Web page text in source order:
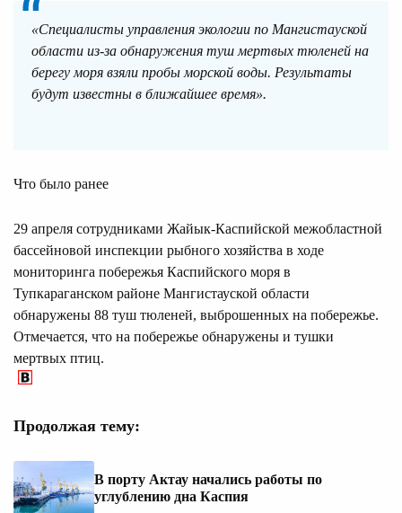
«Специалисты управления экологии по Мангистауской
области из-за обнаружения туш мертвых тюленей на
берегу моря взяли пробы морской воды. Результаты
будут известны в ближайшее время».
Что было ранее
29 апреля сотрудниками Жайык-Каспийской межобластной
бассейновой инспекции рыбного хозяйства в ходе
мониторинга побережья Каспийского моря в
Тупкараганском районе Мангистауской области
обнаружены 88 туш тюленей, выброшенных на побережье.
Отмечается, что на побережье обнаружены и тушки
мертвых птиц.
Продолжая тему:
В порту Актау начались работы по
углублению дна Каспия